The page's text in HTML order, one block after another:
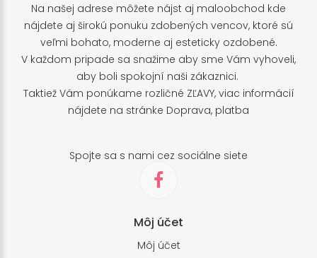
Na našej adrese môžete nájst aj maloobchod kde
nájdete aj širokú ponuku zdobených vencov, ktoré sú
veľmi bohato, moderne aj esteticky ozdobené.
V každom pripade sa snažime aby sme Vám vyhoveli,
aby boli spokojní naši zákaznici.
Taktiež Vám ponúkame rozličné ZĽAVY, viac informácií
nájdete na stránke Doprava, platba
Spojte sa s nami cez sociálne siete
Môj účet
Môj účet